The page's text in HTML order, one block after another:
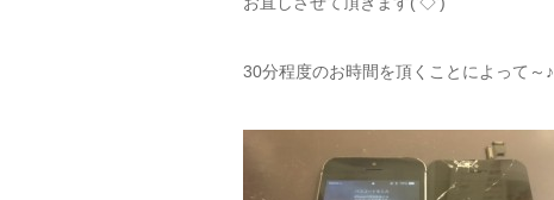
30分程度のお時間を頂くことによって～♪